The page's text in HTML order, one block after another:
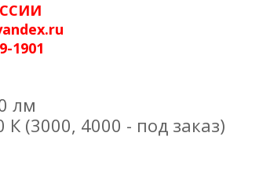
1901
лм
(3000, 4000 - под заказ)